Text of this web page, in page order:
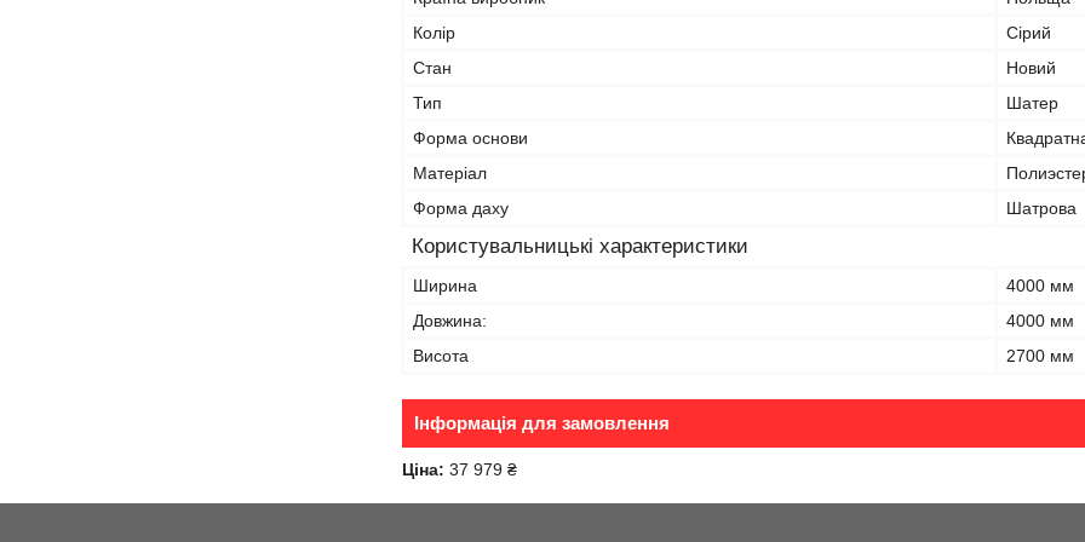
Колір
Сірий
Стан
Новий
Тип
Шатер
Форма основи
Матеріал
Форма даху
Шатрова
Користувальницькі характеристики
Ширина
4000 мм
Довжина:
4000 мм
Висота
2700 мм
Інформація для замовлення
Ціна: 37 979 ₴